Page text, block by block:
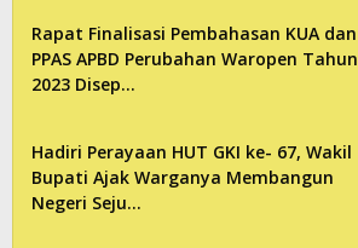
Rapat Finalisasi Pembahasan KUA dan
PPAS APBD Perubahan Waropen Tahun
2023 Disep…
Hadiri Perayaan HUT GKI ke- 67, Wakil
Bupati Ajak Warganya Membangun
Negeri Seju…